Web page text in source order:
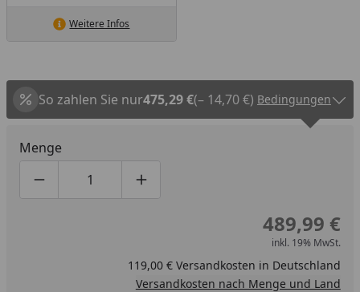
Weitere Infos
So zahlen Sie nur475,29 €(– 14,70 €) Bedingungen
Menge
Produktmenge um eins verringern
Produktmenge manuell eingeben
Produktmenge um eins erhöhen
489,99 €
inkl. 19% MwSt.
119,00 € Versandkosten in Deutschland
Versandkosten nach Menge und Land